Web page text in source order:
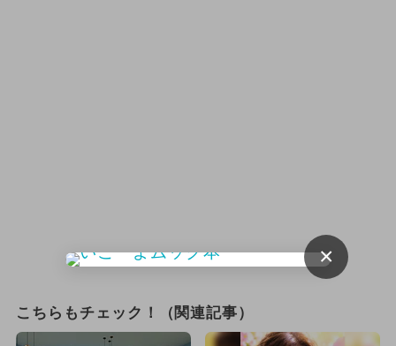
こちらもチェック！（関連記事）
×